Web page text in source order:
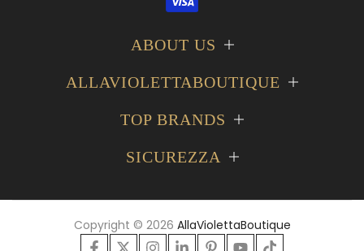
ABOUT US
ALLAVIOLETTABOUTIQUE
TOP BRANDS
SICUREZZA
Copyright © 2026 AllaViolettaBoutique